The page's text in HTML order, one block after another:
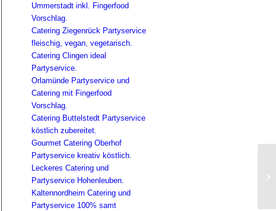
Ummerstadt inkl. Fingerfood
Vorschlag.
Catering Ziegenrück Partyservice
fleischig, vegan, vegetarisch.
Catering Clingen ideal
Partyservice.
Orlamünde Partyservice und
Catering mit Fingerfood
Vorschlag.
Catering Buttelstedt Partyservice
köstlich zubereitet.
Gourmet Catering Oberhof
Partyservice kreativ köstlich.
Leckeres Catering und
Partyservice Hohenleuben.
Kaltennordheim Catering und
Partyservice 100% samt